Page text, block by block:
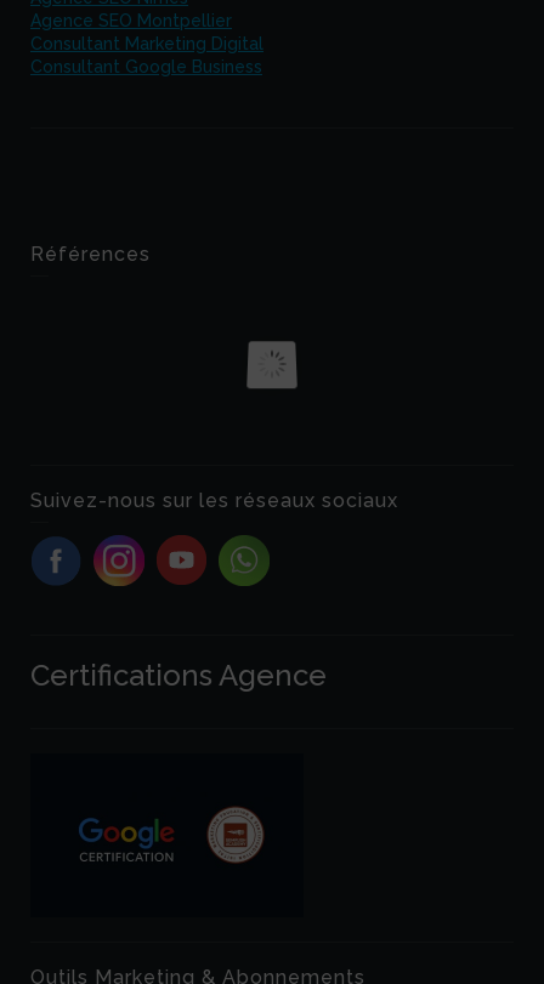
Agence SEO Montpellier
Consultant Marketing Digital
Consultant Google Business
Références
Suivez-nous sur les réseaux sociaux
Certifications Agence
Outils Marketing & Abonnements